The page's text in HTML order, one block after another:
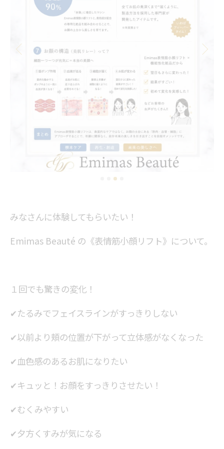
みなさんに体験してもらいたい！
Emimas Beauté の《表情筋小顔リフト》について。
１回でも驚きの変化！
✔たるみでフェイスラインがすっきりしない
✔以前より頬の位置が下がって立体感がなくなった
✔血色感のあるお肌になりたい
✔キュッと！お顔をすっきりさせたい！
✔むくみやすい
✔夕方くすみが気になる